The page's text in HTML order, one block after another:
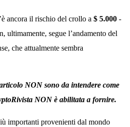
ancora il rischio del crollo a $ 5.000 -
ultimamente, segue l’andamento del
che attualmente sembra
NON sono da intendere come
NON è abilitata a fornire.
importanti provenienti dal mondo